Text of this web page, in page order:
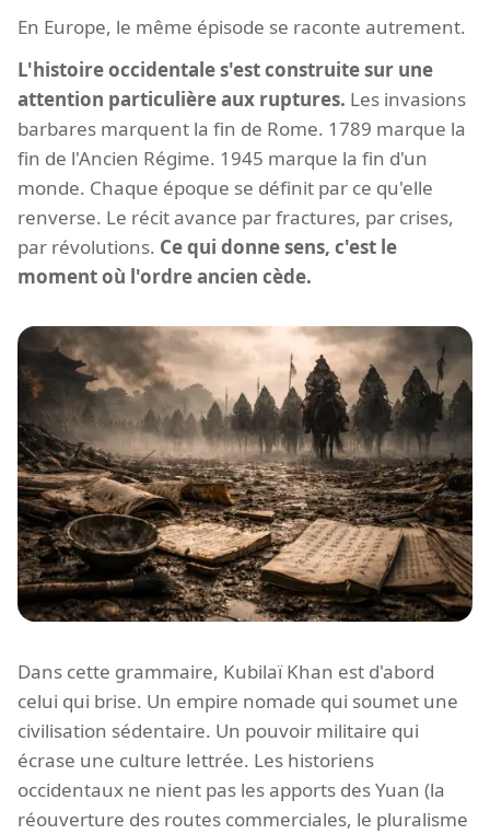
En Europe, le même épisode se raconte autrement.
L'histoire occidentale s'est construite sur une
attention particulière aux ruptures. Les invasions
barbares marquent la fin de Rome. 1789 marque la
fin de l'Ancien Régime. 1945 marque la fin d'un
monde. Chaque époque se définit par ce qu'elle
renverse. Le récit avance par fractures, par crises,
par révolutions. Ce qui donne sens, c'est le
moment où l'ordre ancien cède.
Dans cette grammaire, Kubilaï Khan est d'abord
celui qui brise. Un empire nomade qui soumet une
civilisation sédentaire. Un pouvoir militaire qui
écrase une culture lettrée. Les historiens
occidentaux ne nient pas les apports des Yuan (la
réouverture des routes commerciales, le pluralisme